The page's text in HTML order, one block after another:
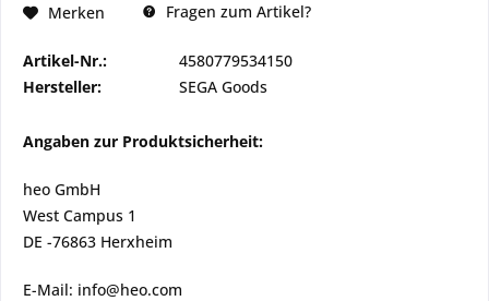
Merken Fragen zum Artikel?
Artikel-Nr.:
4580779534150
Hersteller:
SEGA Goods
Angaben zur Produktsicherheit:
heo GmbH
West Campus 1
DE -76863 Herxheim
E-Mail: info@heo.com